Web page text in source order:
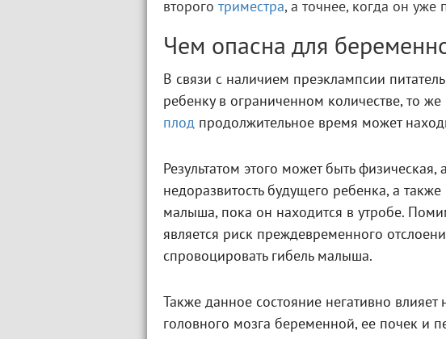
второго триместра, а точнее, когда он уже
Чем опасна для
В связи с наличием преэклампсии
ребенку в ограниченном количестве, то же
плод продолжительное время может
Результатом этого может быть физическая,
недоразвитость будущего ребенка, а
малыша, пока он находится в утробе.
является риск преждевременного
спровоцировать гибель малыша.
Также данное состояние негативно
головного мозга беременной, ее почек и